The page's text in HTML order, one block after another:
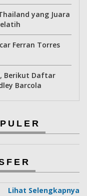
yang Juara
Ferran Torres
Berikut Daftar
Barcola
Lihat Selengkapnya